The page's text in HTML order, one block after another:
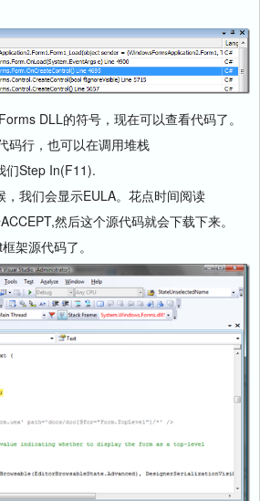
DLL的符号，现在可以查看代码了。
码行，也可以在调用堆栈
们Step In(F11).
我们会显示EULA。花点时间阅读
然后这个源代码就会下载下来。
架源代码了。